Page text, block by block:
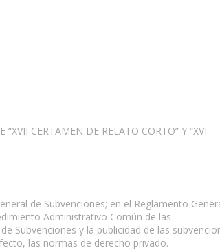
CERTAMEN DE RELATO CORTO” Y “XVI
de Subvenciones; en el Reglamento
Administrativo Común de las
Subvenciones y la publicidad de las
las normas de derecho privado.